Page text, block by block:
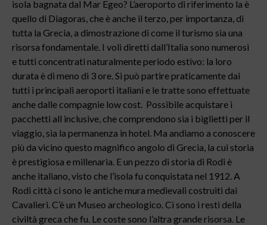
isola bagnata dal Mar Egeo? L’aeroporto di riferimento la è
quello di Diagoras, che è anche il terzo, per importanza, di
tutta la Grecia, a dimostrazione di come il turismo sia una
risorsa fondamentale. I voli diretti dall’Italia sono numerosi
e tutti concentrati naturalmente periodo estivo: la loro
durata è di meno di 3 ore. Si può partire praticamente dai
tutti i principali aeroporti italiani e le tratte sono effettuate
anche dalle compagnie low cost. Possibile acquistare i
pacchetti all inclusive, che comprendono sia i biglietti per il
viaggio, sia la permanenza in hotel. Ma andiamo a conoscere
più da vicino questo magnifico angolo di Grecia, la cui storia
è prestigiosa e millenaria. E un pezzo di storia di Rodi è
anche italiano, visto che l’isola fu conquistata nel 1912. A
Rodi città ci sono le antiche mura medievali costruiti dai
Cavalieri. C’è un Museo archeologico. Ci sono i resti della
civiltà greca che fu. Le coste sono l’altra grande risorsa. Le